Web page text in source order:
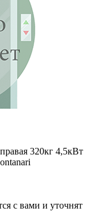
320кг 4,5кВт
с вами и уточнят